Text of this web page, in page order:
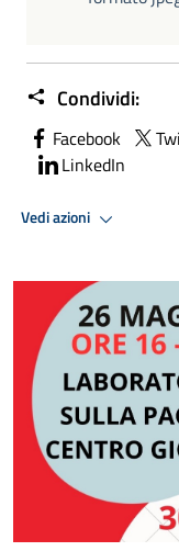
Condividi:
Facebook
LinkedIn
Vedi azioni